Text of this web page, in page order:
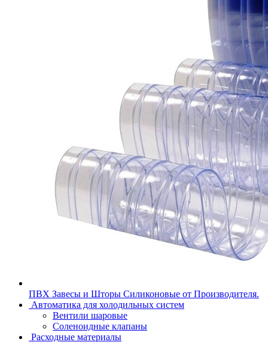
ПВХ Завесы и Шторы Силиконовые от Производителя.
Автоматика для холодильных систем
Вентили шаровые
Соленоидные клапаны
Расходные материалы